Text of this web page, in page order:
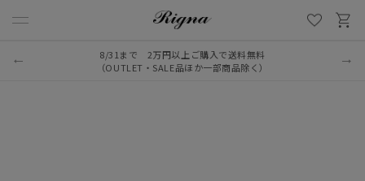
8/31まで 2万円以上ご購入で送料無料
（OUTLET・SALE品ほか一部商品除く）